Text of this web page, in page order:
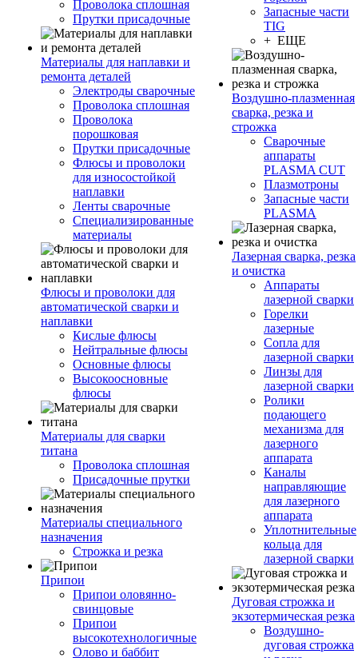
Проволока сплошная
Прутки присадочные
Материалы для наплавки и
ремонта деталей
Электроды сварочные
Проволока сплошная
Проволока
порошковая
Прутки присадочные
Флюсы и проволоки
для износостойкой
наплавки
Ленты сварочные
Специализированные
материалы
Флюсы и проволоки для
автоматической сварки и
наплавки
Кислые флюсы
Нейтральные флюсы
Основные флюсы
Высокоосновные
флюсы
Материалы для сварки
титана
Проволока сплошная
Присадочные прутки
Материалы специального
назначения
Строжка и резка
Припои
Припои оловянно-
свинцовые
Припои
высокотехнологичные
Олово и баббит
Запасные части
TIG
+ ЕЩЕ
Воздушно-плазменная
сварка, резка и
строжка
Сварочные
аппараты
PLASMA CUT
Плазмотроны
Запасные части
PLASMA
Лазерная сварка, резка
и очистка
Аппараты
лазерной сварки
Горелки
лазерные
Сопла для
лазерной сварки
Линзы для
лазерной сварки
Ролики
подающего
механизма для
лазерного
аппарата
Каналы
направляющие
для лазерного
аппарата
Уплотнительные
кольца для
лазерной сварки
Дуговая строжка и
экзотермическая резка
Воздушно-
дуговая строжка